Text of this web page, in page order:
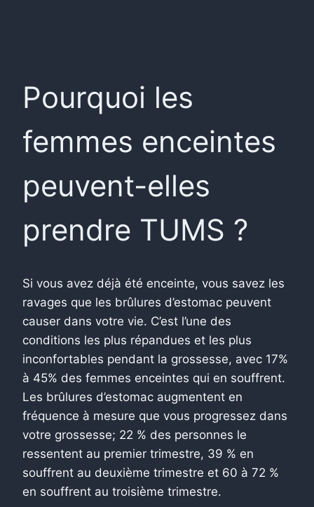
Pourquoi les
femmes enceintes
peuvent-elles
prendre TUMS ?
Si vous avez déjà été enceinte, vous savez les
ravages que les brûlures d’estomac peuvent
causer dans votre vie. C’est l’une des
conditions les plus répandues et les plus
inconfortables pendant la grossesse, avec 17%
à 45% des femmes enceintes qui en souffrent.
Les brûlures d’estomac augmentent en
fréquence à mesure que vous progressez dans
votre grossesse; 22 % des personnes le
ressentent au premier trimestre, 39 % en
souffrent au deuxième trimestre et 60 à 72 %
en souffrent au troisième trimestre.